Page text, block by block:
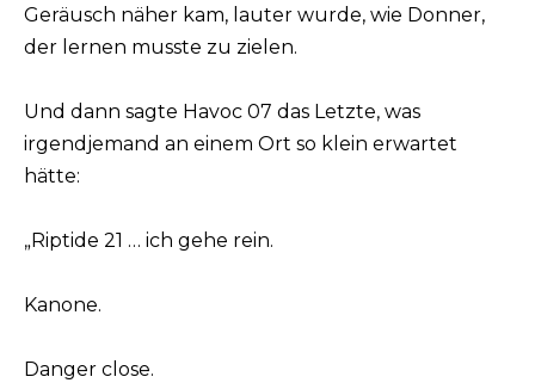
Geräusch näher kam, lauter wurde, wie Donner,
der lernen musste zu zielen.
Und dann sagte Havoc 07 das Letzte, was
irgendjemand an einem Ort so klein erwartet
hätte:
„Riptide 21 … ich gehe rein.
Kanone.
Danger close.